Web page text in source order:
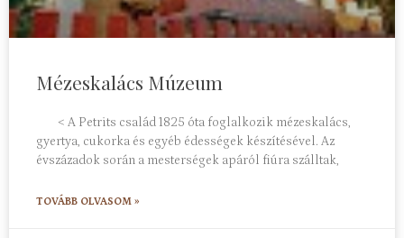
Mézeskalács Múzeum
< A Petrits család 1825 óta foglalkozik mézeskalács,
gyertya, cukorka és egyéb édességek készítésével. Az
évszázadok során a mesterségek apáról fiúra szálltak,
TOVÁBB OLVASOM »